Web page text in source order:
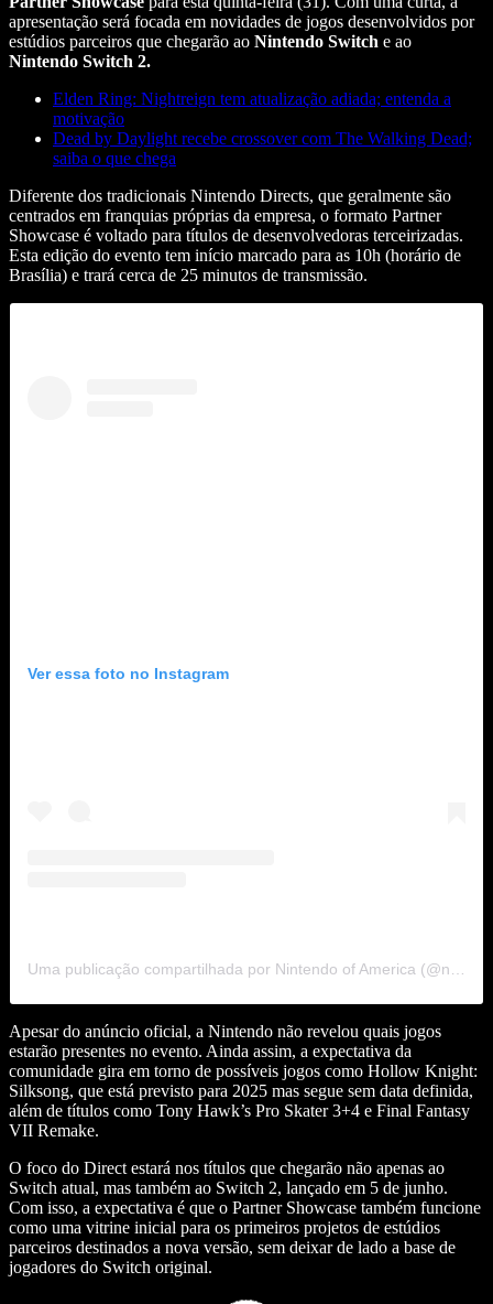
apresentação será focada em novidades de jogos desenvolvidos por
estúdios parceiros que chegarão ao Nintendo Switch e ao
Nintendo Switch 2.
Elden Ring: Nightreign tem atualização adiada; entenda a
motivação
Dead by Daylight recebe crossover com The Walking Dead;
saiba o que chega
Diferente dos tradicionais Nintendo Directs, que geralmente são
centrados em franquias próprias da empresa, o formato Partner
Showcase é voltado para títulos de desenvolvedoras terceirizadas.
Esta edição do evento tem início marcado para as 10h (horário de
Brasília) e trará cerca de 25 minutos de transmissão.
Ver essa foto no Instagram
Apesar do anúncio oficial, a Nintendo não revelou quais jogos
estarão presentes no evento. Ainda assim, a expectativa da
comunidade gira em torno de possíveis jogos como Hollow Knight:
Silksong, que está previsto para 2025 mas segue sem data definida,
além de títulos como Tony Hawk’s Pro Skater 3+4 e Final Fantasy
VII Remake.
O foco do Direct estará nos títulos que chegarão não apenas ao
Switch atual, mas também ao Switch 2, lançado em 5 de junho.
Com isso, a expectativa é que o Partner Showcase também funcione
como uma vitrine inicial para os primeiros projetos de estúdios
parceiros destinados a nova versão, sem deixar de lado a base de
jogadores do Switch original.